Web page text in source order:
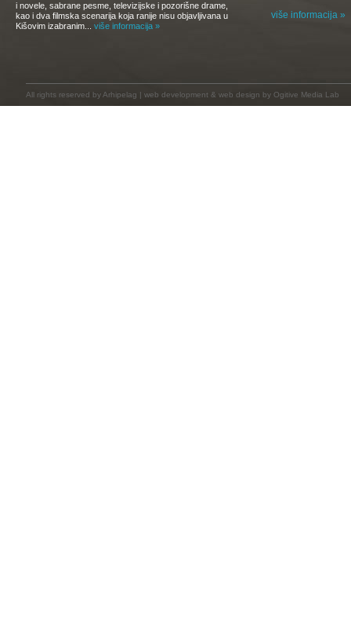
i novele, sabrane pesme, televizijske i pozorišne drame,
kao i dva filmska scenarija koja ranije nisu objavljivana u
Kišovim izabranim... više informacija »
više informacija »
All rights reserved by Arhipelag | web development & web design by Ogitive Media Lab